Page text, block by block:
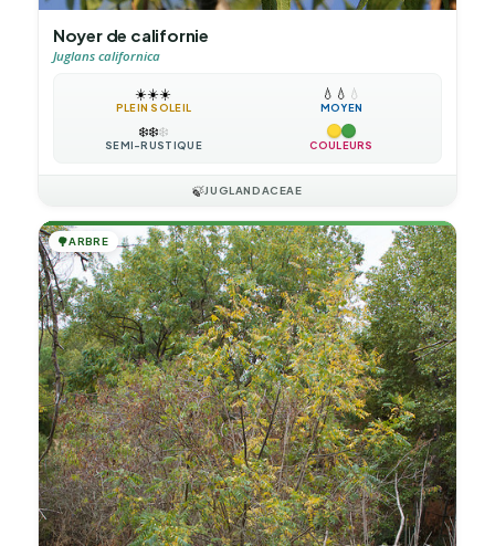
Noyer de californie
Juglans californica
☀️☀️☀️
PLEIN SOLEIL
💧 💧 💧
MOYEN
❄️❄️❄️
SEMI-RUSTIQUE COULEURS
🍃JUGLANDACEAE
🌳ARBRE